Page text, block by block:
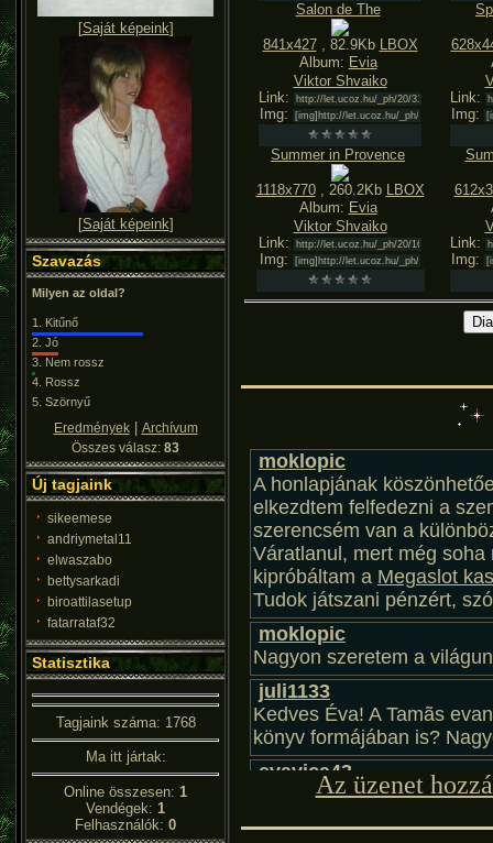
[Saját képeink]
[Saját képeink]
Szavazás
Milyen az oldal?
1. Kitűnő
2. Jó
3. Nem rossz
4. Rossz
5. Szörnyű
Eredmények| Archívum
Összes válasz: 83
Új tagjaink
sikeemese
andriymetal11
elwaszabo
bettysarkadi
biroattilasetup
fatarrataf32
Statisztika
Tagjaink száma: 1768
Ma itt jártak:
Online összesen: 1
Vendégek: 1
Felhasználók: 0
Salon de The
841x427, 82.9Kb LBOX
Album: Evia
Viktor Shvaiko
Link:
Img:
Link:
Img:
Summer in Provence
1118x770, 260.2Kb LBOX
Album: Evia
Viktor Shvaiko
Link:
Img:
Link:
Img:
Az üzenet